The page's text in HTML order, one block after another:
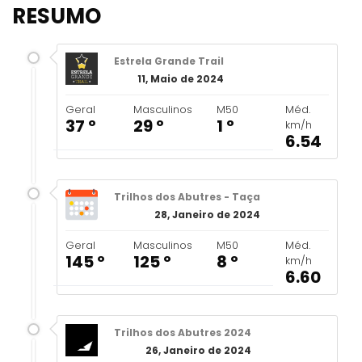
RESUMO
Estrela Grande Trail
11, Maio de 2024
Geral
37 º
Masculinos
29 º
M50
1 º
Méd.
km/h
6.54
Trilhos dos Abutres - Taça
28, Janeiro de 2024
Geral
145 º
Masculinos
125 º
M50
8 º
Méd.
km/h
6.60
Trilhos dos Abutres 2024
26, Janeiro de 2024